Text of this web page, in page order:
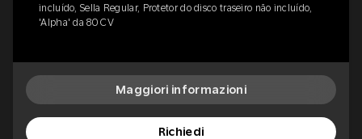
incluído, Sella Regular, Protetor do disco traseiro não incluído,
'Alpha' da 80 CV
Maggiori informazioni
Richiedi